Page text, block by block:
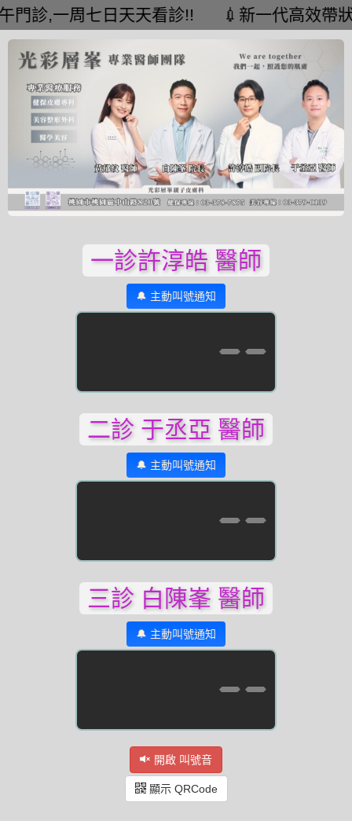
周七日天天看診!! 💉新一代高效帶狀皰疹疫
一診許淳皓 醫師
🔔 主動叫號通知
--
二診 于丞亞 醫師
🔔 主動叫號通知
--
三診 白陳峯 醫師
🔔 主動叫號通知
--
開啟 叫號音
顯示 QRCode